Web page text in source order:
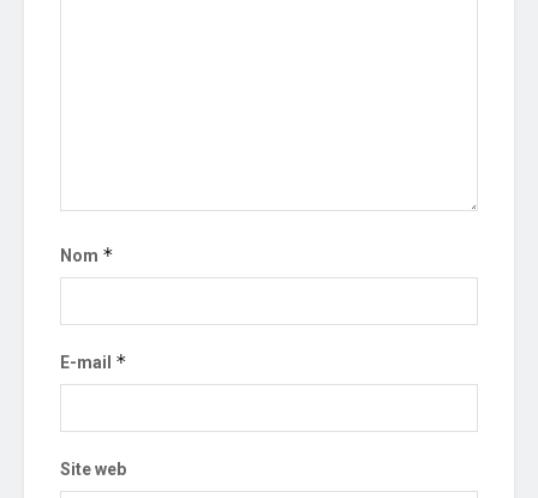
Nom *
E-mail *
Site web